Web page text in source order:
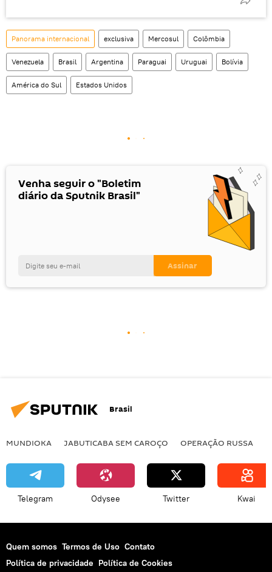
Panorama internacional exclusiva Mercosul Colômbia
Venezuela Brasil Argentina Paraguai Uruguai Bolívia
América do Sul Estados Unidos
Venha seguir o "Boletim
diário da Sputnik Brasil"
Brasil
MUNDIOKA JABUTICABA SEM CAROÇO OPERAÇÃO RUSSA
Telegram Odysee Twitter Kwai
Quem somos Termos de Uso Contato
Política de privacidade Política de Cookies